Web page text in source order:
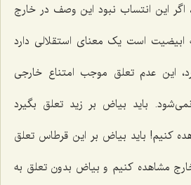
این انتساب نبود این وصف در خارج
است یک معنای استقلالی دارد
این عدم تعلق موجب امتناع خارجی
باید بیاض بر زید تعلق بگیرد
کنیم! باید بیاض بر این قرطاس تعلق
مشاهده کنیم و بیاض بدون تعلق به